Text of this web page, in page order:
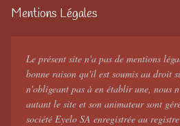
Mentions Légales
Le présent site n'a pas de mentions
bonne raison qu'il est soumis au droit
n'obligeant pas à en établir une, nous
autant le site et son animateur sont
société Eyelo SA enregistrée au